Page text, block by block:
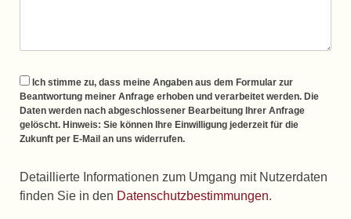
Ich stimme zu, dass meine Angaben aus dem Formular zur
Beantwortung meiner Anfrage erhoben und verarbeitet werden. Die
Daten werden nach abgeschlossener Bearbeitung Ihrer Anfrage
gelöscht. Hinweis: Sie können Ihre Einwilligung jederzeit für die
Zukunft per E-Mail an uns widerrufen.
Detaillierte Informationen zum Umgang mit Nutzerdaten
finden Sie in den Datenschutzbestimmungen.